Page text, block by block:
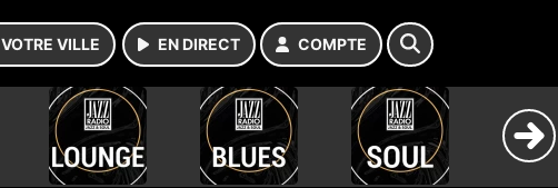
VOTRE VILLE EN DIRECT COMPTE